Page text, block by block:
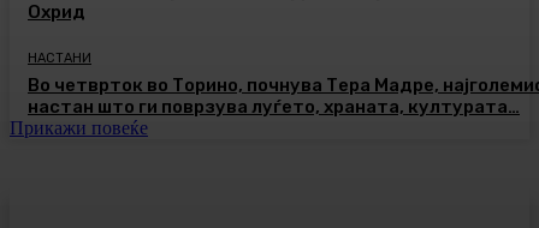
Охрид
НАСТАНИ
Во четврток во Торино, почнува Тера Мадре,
настан што ги поврзува луѓето, храната, културата…
Прикажи повеќе